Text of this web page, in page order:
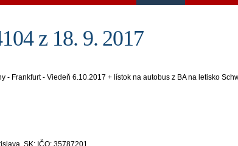
z 18. 9. 2017
- Frankfurt - Viedeň 6.10.2017 + lístok na autobus z BA na letisko
SK; IČO: 35787201